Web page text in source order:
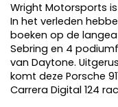
Wright Motorsports
In het verleden
boeken op de
Sebring en 4
van Daytone.
komt deze Porsche
Carrera Digital 124